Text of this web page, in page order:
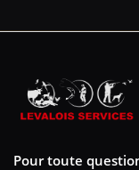
Pour toute